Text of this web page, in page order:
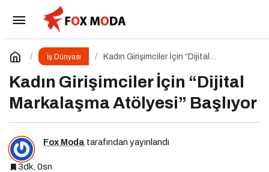
İş Dünyası
Kadın Girişimciler İçin “Dijital
Kadın Girişimciler İçin “Dijital
Markalaşma Atölyesi” Başlıyor
Fox Moda tarafından yayınlandı
3dk, 0sn
ÇORDEF’ten Dev Kültür ve Markalaşma
Hamlesi: Projelerin Başına Mürsel Ferhat Sağlam
Getirildi
Yorum Yap